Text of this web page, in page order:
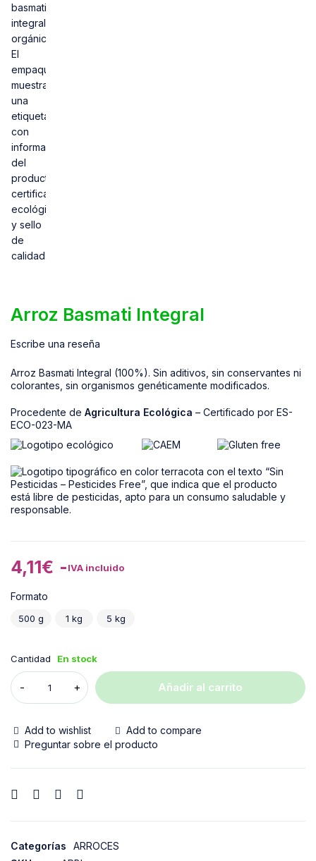
Arroz Basmati Integral
Escribe una reseña
Arroz Basmati Integral (100%). Sin aditivos, sin conservantes ni
colorantes, sin organismos genéticamente modificados.
Procedente de Agricultura Ecológica – Certificado por ES-
ECO-023-MA
4,11€ -IVA incluido
Formato
500 g 1 kg 5 kg
Cantidad En stock
Añadir al carrito
Add to wishlist
Add to compare
Preguntar sobre el producto
Categorías
ARROCES